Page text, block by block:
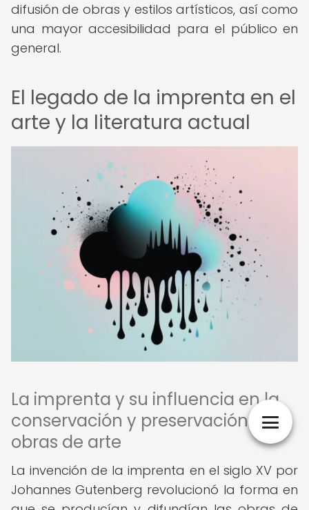
difusión de obras y estilos artísticos, así como
una mayor accesibilidad para el público en
general.
El legado de la imprenta en el
arte y la literatura actual
La imprenta y su influencia en la
conservación y preservación de
obras de arte
La invención de la imprenta en el siglo XV por
Johannes Gutenberg revolucionó la forma en